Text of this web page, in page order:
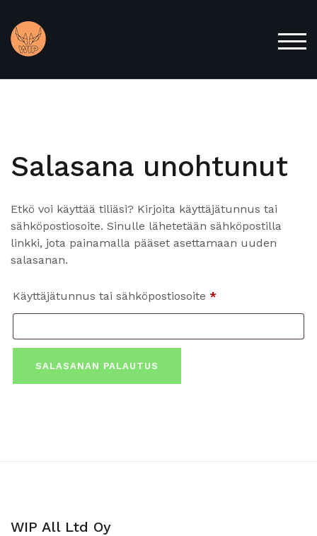
content
Salasana unohtunut
Etkö voi käyttää tiliäsi? Kirjoita käyttäjätunnus tai
sähköpostiosoite. Sinulle lähetetään sähköpostilla
linkki, jota painamalla pääset asettamaan uuden
salasanan.
Käyttäjätunnus tai sähköpostiosoite *Vaaditaan
SALASANAN PALAUTUS
WIP All Ltd Oy